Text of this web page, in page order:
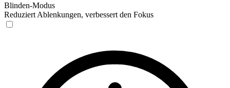
Blinden-Modus
Reduziert Ablenkungen, verbessert den Fokus